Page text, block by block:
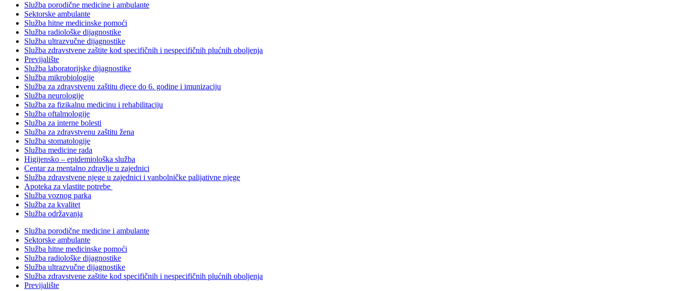
Služba porodične medicine i ambulante
Sektorske ambulante
Služba hitne medicinske pomoći
Služba radiološke dijagnostike
Služba ultrazvučne dijagnostike
Služba zdravstvene zaštite kod specifičnih i nespecifičnih plućnih oboljenja
Previjalište
Služba laboratorijske dijagnostike
Služba mikrobiologije
Služba za zdravstvenu zaštitu djece do 6. godine i imunizaciju
Služba neurologije
Služba za fizikalnu medicinu i rehabilitaciju
Služba oftalmologije
Služba za interne bolesti
Služba za zdravstvenu zaštitu žena
Služba stomatologije
Služba medicine rada
Higijensko – epidemiološka služba
Centar za mentalno zdravlje u zajednici
Služba zdravstvene njege u zajednici i vanbolničke palijativne njege
Apoteka za vlastite potrebe
Služba voznog parka
Služba za kvalitet
Služba održavanja
Služba porodične medicine i ambulante
Sektorske ambulante
Služba hitne medicinske pomoći
Služba radiološke dijagnostike
Služba ultrazvučne dijagnostike
Služba zdravstvene zaštite kod specifičnih i nespecifičnih plućnih oboljenja
Previjalište